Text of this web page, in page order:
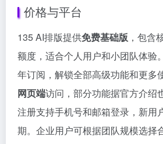
价格与平台
135 AI排版提供免费基础版 ，包含
额度，适合个人用户和小团队体验
年订阅，解锁全部高级功能和更多
网页端访问，部分功能据官方介绍
注册支持手机号和邮箱登录，新用
期。企业用户可根据团队规模选择